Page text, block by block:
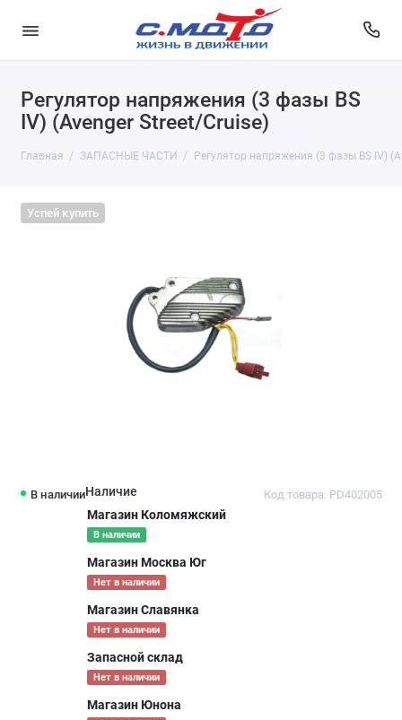
Регулятор напряжения (3 фазы BS
IV) (Avenger Street/Cruise)
Главная ЗАПАСНЫЕ ЧАСТИ Регулятор напряжения (3 фазы BS IV)
Успей купить
В наличии Код товара: PD402005
Наличие
Магазин Коломяжский
В наличии
Магазин Москва Юг
Нет в наличии
Магазин Славянка
Нет в наличии
Запасной склад
Нет в наличии
Магазин Юнона